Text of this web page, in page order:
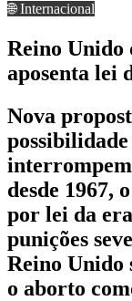
🌐 Internacional
Reino
aposenta lei
Nova
desde 1967,
por lei da
punições
Reino Unido
o aborto